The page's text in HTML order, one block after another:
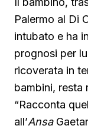
Palermo al Di
intubato e ha
prognosi per
ricoverata in
bambini, resta
“Racconta
all’Ansa